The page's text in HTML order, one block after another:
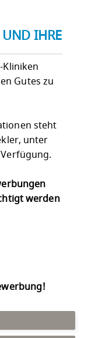
IHRE
Kliniken
Gutes zu
steht
unter
werden